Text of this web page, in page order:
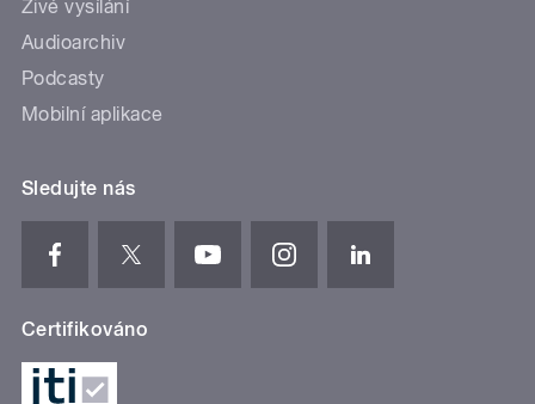
Živé vysílání
Audioarchiv
Podcasty
Mobilní aplikace
Sledujte nás
Certifikováno